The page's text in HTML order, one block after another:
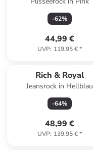
-62%
44,99 €
UVP: 119,95 €*
Rich & Royal
Jeansrock in Hellblau
-64%
48,99 €
UVP: 139,95 €*